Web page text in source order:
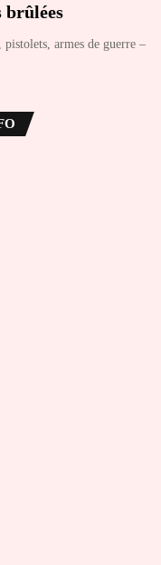
brûlées
pistolets, armes de guerre –